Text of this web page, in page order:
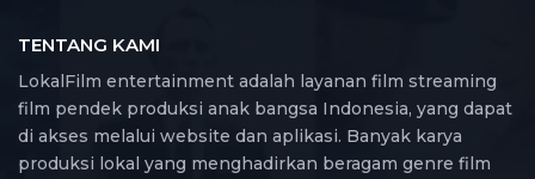
TENTANG KAMI
LokalFilm entertainment adalah layanan film streaming
film pendek produksi anak bangsa Indonesia, yang dapat
di akses melalui website dan aplikasi. Banyak karya
produksi lokal yang menghadirkan beragam genre film